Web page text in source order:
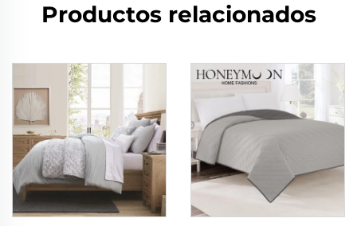
Productos relacionados